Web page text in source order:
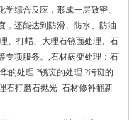
综合反应，形成一层致密、
，还能达到防滑、防水、防油
、打蜡、大理石镜面处理、石
专项服务。,石材病变处理：石
的处理 ?锈斑的处理 ?污斑的
石打磨石抛光_石材修补翻新